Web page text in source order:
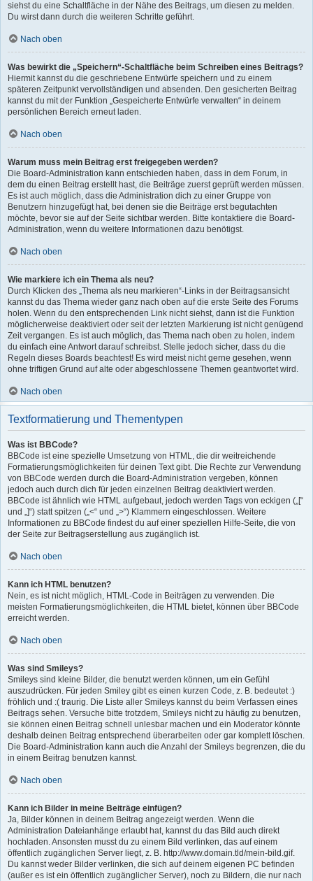
siehst du eine Schaltfläche in der Nähe des Beitrags, um diesen zu melden.
Du wirst dann durch die weiteren Schritte geführt.
Nach oben
Was bewirkt die „Speichern“-Schaltfläche beim Schreiben eines Beitrags?
Hiermit kannst du die geschriebene Entwürfe speichern und zu einem
späteren Zeitpunkt vervollständigen und absenden. Den gesicherten Beitrag
kannst du mit der Funktion „Gespeicherte Entwürfe verwalten“ in deinem
persönlichen Bereich erneut laden.
Nach oben
Warum muss mein Beitrag erst freigegeben werden?
Die Board-Administration kann entschieden haben, dass in dem Forum, in
dem du einen Beitrag erstellt hast, die Beiträge zuerst geprüft werden müssen.
Es ist auch möglich, dass die Administration dich zu einer Gruppe von
Benutzern hinzugefügt hat, bei denen sie die Beiträge erst begutachten
möchte, bevor sie auf der Seite sichtbar werden. Bitte kontaktiere die Board-
Administration, wenn du weitere Informationen dazu benötigst.
Nach oben
Wie markiere ich ein Thema als neu?
Durch Klicken des „Thema als neu markieren“-Links in der Beitragsansicht
kannst du das Thema wieder ganz nach oben auf die erste Seite des Forums
holen. Wenn du den entsprechenden Link nicht siehst, dann ist die Funktion
möglicherweise deaktiviert oder seit der letzten Markierung ist nicht genügend
Zeit vergangen. Es ist auch möglich, das Thema nach oben zu holen, indem
du einfach eine Antwort darauf schreibst. Stelle jedoch sicher, dass du die
Regeln dieses Boards beachtest! Es wird meist nicht gerne gesehen, wenn
ohne triftigen Grund auf alte oder abgeschlossene Themen geantwortet wird.
Nach oben
Textformatierung und Thementypen
Was ist BBCode?
BBCode ist eine spezielle Umsetzung von HTML, die dir weitreichende
Formatierungsmöglichkeiten für deinen Text gibt. Die Rechte zur Verwendung
von BBCode werden durch die Board-Administration vergeben, können
jedoch auch durch dich für jeden einzelnen Beitrag deaktiviert werden.
BBCode ist ähnlich wie HTML aufgebaut, jedoch werden Tags von eckigen („[“
und „]“) statt spitzen („<“ und „>“) Klammern eingeschlossen. Weitere
Informationen zu BBCode findest du auf einer speziellen Hilfe-Seite, die von
der Seite zur Beitragserstellung aus zugänglich ist.
Nach oben
Kann ich HTML benutzen?
Nein, es ist nicht möglich, HTML-Code in Beiträgen zu verwenden. Die
meisten Formatierungsmöglichkeiten, die HTML bietet, können über BBCode
erreicht werden.
Nach oben
Was sind Smileys?
Smileys sind kleine Bilder, die benutzt werden können, um ein Gefühl
auszudrücken. Für jeden Smiley gibt es einen kurzen Code, z. B. bedeutet :)
fröhlich und :( traurig. Die Liste aller Smileys kannst du beim Verfassen eines
Beitrags sehen. Versuche bitte trotzdem, Smileys nicht zu häufig zu benutzen,
sie können einen Beitrag schnell unlesbar machen und ein Moderator könnte
deshalb deinen Beitrag entsprechend überarbeiten oder gar komplett löschen.
Die Board-Administration kann auch die Anzahl der Smileys begrenzen, die du
in einem Beitrag benutzen kannst.
Nach oben
Kann ich Bilder in meine Beiträge einfügen?
Ja, Bilder können in deinem Beitrag angezeigt werden. Wenn die
Administration Dateianhänge erlaubt hat, kannst du das Bild auch direkt
hochladen. Ansonsten musst du zu einem Bild verlinken, das auf einem
öffentlich zugänglichen Server liegt, z. B. http://www.domain.tld/mein-bild.gif.
Du kannst weder Bilder verlinken, die sich auf deinem eigenen PC befinden
(außer es ist ein öffentlich zugänglicher Server), noch zu Bildern, die nur nach